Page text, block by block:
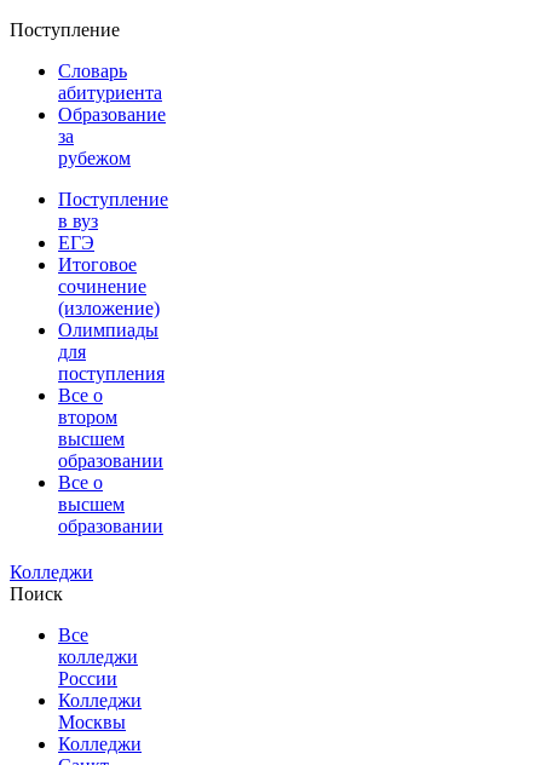
Поступление
Словарь
абитуриента
Образование
за
рубежом
Поступление
в вуз
ЕГЭ
Итоговое
сочинение
(изложение)
Олимпиады
для
поступления
Все о
втором
высшем
образовании
Все о
высшем
образовании
Колледжи
Поиск
Все
колледжи
России
Колледжи
Москвы
Колледжи